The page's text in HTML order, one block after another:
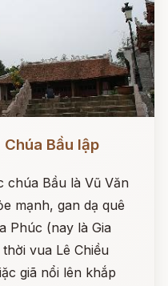
Bầu lập
chúa Bầu là Vũ Văn
mạnh, gan dạ quê
Phúc (nay là Gia
vua Lê Chiều
giã nổi lên khắp